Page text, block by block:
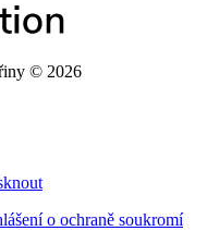
© 2026
o ochraně soukromí